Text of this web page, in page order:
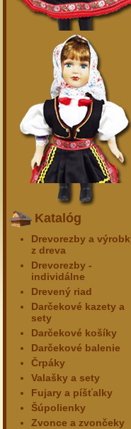
Katalóg
Drevorezby a
z dreva
Drevorezby -
individálne
Drevený riad
Darčekové kazety a
sety
Darčekové košíky
Darčekové balenie
Črpáky
Valašky a sety
Fujary a píšťalky
Šúpolienky
Zvonce a zvončeky